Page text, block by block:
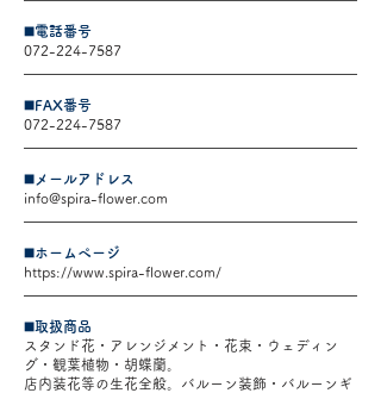
◼️電話番号
072-224-7587
◼️FAX番号
072-224-7587
◼️メールアドレス
info@spira-flower.com
◼️ホームページ
https://www.spira-flower.com/
◼️取扱商品
スタンド花・アレンジメント・花束・ウェディン
グ・観葉植物・胡蝶蘭。
店内装花等の生花全般。バルーン装飾・バルーンギ